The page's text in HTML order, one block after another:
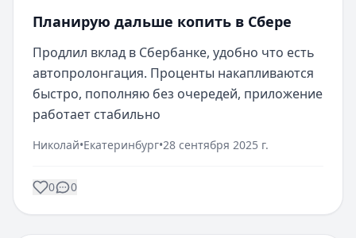
Планирую дальше копить в Сбере
Продлил вклад в Сбербанке, удобно что есть
автопролонгация. Проценты накапливаются
быстро, пополняю без очередей, приложение
работает стабильно
Николай•Екатеринбург•28 сентября 2025 г.
0 0